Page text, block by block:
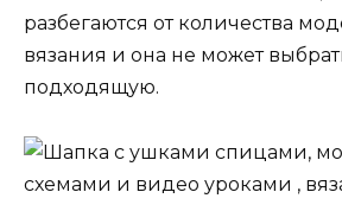
разбегаются от количества
вязания и она не может
подходящую.